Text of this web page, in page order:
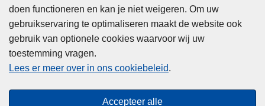
doen functioneren en kan je niet weigeren. Om uw
gebruikservaring te optimaliseren maakt de website ook
gebruik van optionele cookies waarvoor wij uw
toestemming vragen.
Lees er meer over in ons cookiebeleid.
Accepteer alle
Privacy
Cookies